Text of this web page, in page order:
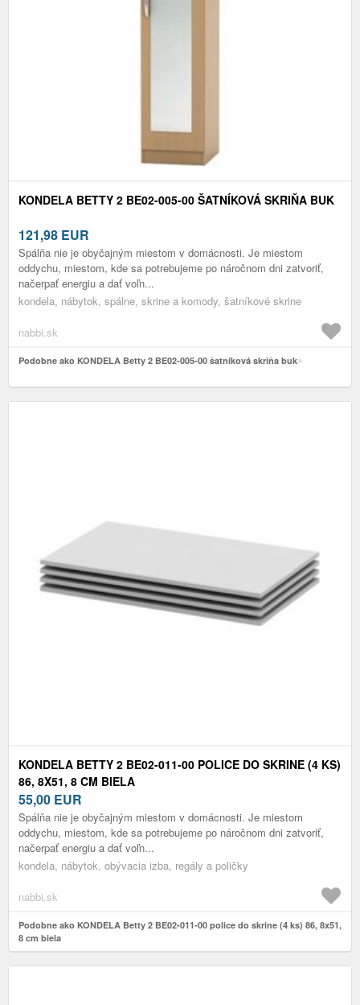
KONDELA BETTY 2 BE02-005-00 ŠATNÍKOVÁ SKRIŇA BUK
121,98 EUR
Spálňa nie je obyčajným miestom v domácnosti. Je miestom
oddychu, miestom, kde sa potrebujeme po náročnom dni zatvoriť,
načerpať energiu a dať voľn...
kondela, nábytok, spálne, skrine a komody, šatníkové skrine
nabbi.sk
Podobne ako KONDELA Betty 2 BE02-005-00 šatníková skriňa buk
KONDELA BETTY 2 BE02-011-00 POLICE DO SKRINE (4 KS)
86, 8X51, 8 CM BIELA
55,00 EUR
Spálňa nie je obyčajným miestom v domácnosti. Je miestom
oddychu, miestom, kde sa potrebujeme po náročnom dni zatvoriť,
načerpať energiu a dať voľn...
kondela, nábytok, obývacia izba, regály a poličky
nabbi.sk
Podobne ako KONDELA Betty 2 BE02-011-00 police do skrine (4 ks) 86, 8x51,
8 cm biela